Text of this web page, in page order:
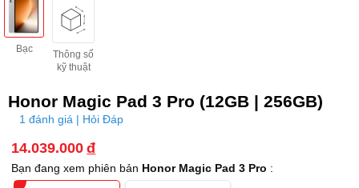
Bạc
Thông số
kỹ thuật
Honor Magic Pad 3 Pro (12GB | 256GB)
1 đánh giá | Hỏi Đáp
14.039.000 đ
Bạn đang xem phiên bản Honor Magic Pad 3 Pro :